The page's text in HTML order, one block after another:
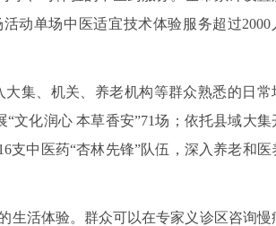
动单场中医适宜技术体验服务超过2000
集、机关、养老机构等群众熟悉的日常
文化润心 本草香安”71场；依托县域大集
支中医药“杏林先锋”队伍，深入养老和医
生活体验。群众可以在专家义诊区咨询慢